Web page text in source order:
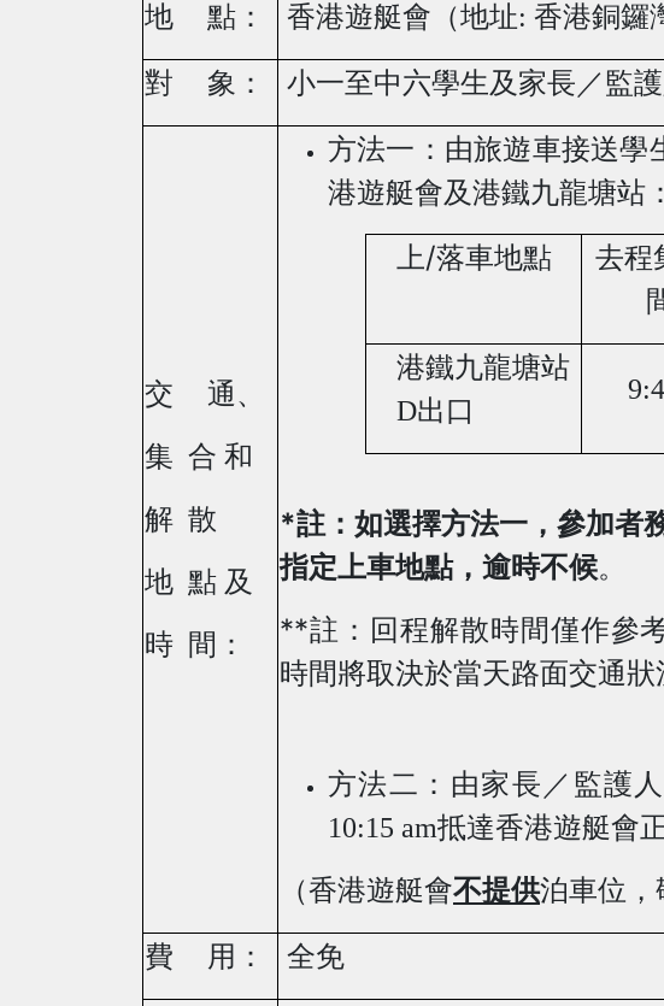
地 點： 香港遊艇會（地址: 香港銅鑼
對 象： 小一至中六學生及家長／監
交
通、
集 合 和
解 散
地 點 及
時 間：
方法一：由旅遊車接送學
港遊艇會及港鐵九龍塘站：
上/落車地點
去程
港鐵九龍塘站
D出口
*註：如選擇方法一 ， 參加者
指定上車地點，逾時不候。
**註：回程解散時間僅作參
時間將取決於當天路面交通狀
方法二：由家長／監護
10:15 am抵達香港遊艇會
（香港遊艇會不提供泊車位，
費 用： 全免